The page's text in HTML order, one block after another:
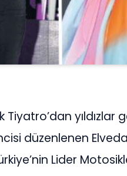
Tiyatro’dan
düzenlenen
Lider